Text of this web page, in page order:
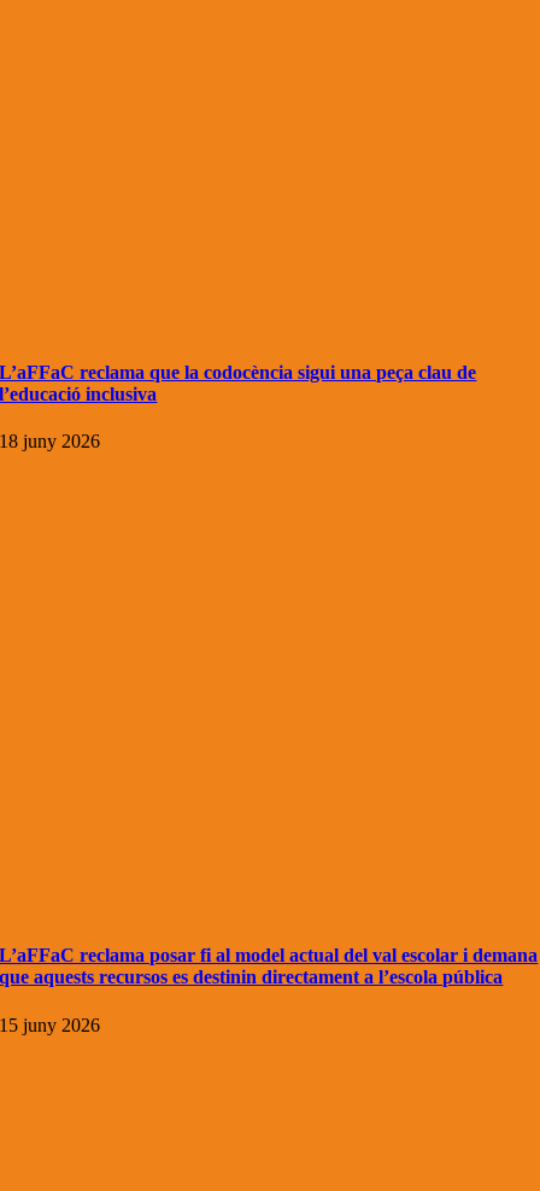
L’aFFaC reclama que la codocència sigui una peça clau de
l’educació inclusiva
18 juny 2026
L’aFFaC reclama posar fi al model actual del val escolar i demana
que aquests recursos es destinin directament a l’escola pública
15 juny 2026